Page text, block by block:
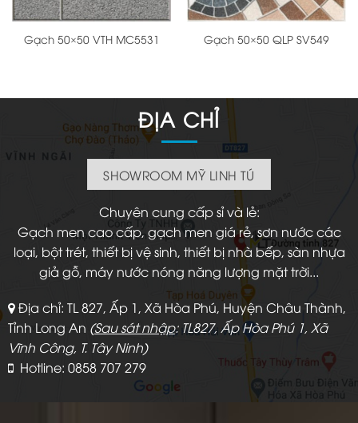
Gạch 50×50 VTH MC5531 Gạch 50×50 QLP SV549
ĐỊA CHỈ
SHOWROOM MỸ LINH TÚ
Chuyên cung cấp sỉ và lẻ:
Gạch men cao cấp, gạch men giá rẻ, sơn nước các
loại, bột trét, thiết bị vệ sinh, thiết bị nhà bếp, sàn nhựa
giả gỗ, máy nước nóng năng lượng mặt trời...
Địa chỉ: TL 827, Ấp 1, Xã Hòa Phú, Huyện Châu Thành,
Tỉnh Long An (Sau sát nhập: TL827, Ấp Hòa Phú 1, Xã
Vĩnh Công, T. Tây Ninh)
Hotline: 0858 707 279